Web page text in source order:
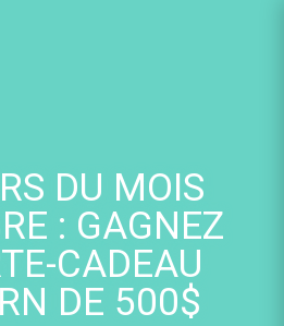
DU MOIS
: GAGNEZ
CADEAU
DE 500$